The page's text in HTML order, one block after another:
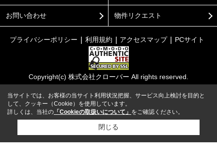
お問い合わせ 物件リクエスト
プライバシーポリシー 利用規約 アクセスマップ PCサイト
Copyright(c) 株式会社クローバー All rights reserved.
当サイトでは、お客様の当サイト利用状況把握、サービス向上検討を目的と
して、クッキー（Cookie）を使用しています。
詳しくは、当社の 「Cookieの取扱いについて」 をご確認ください。
閉じる